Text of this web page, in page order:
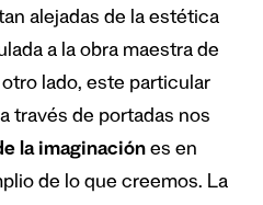
alejadas de la estética
a la obra maestra de
lado, este particular
través de portadas nos
la imaginaciónes en
de lo que creemos. La